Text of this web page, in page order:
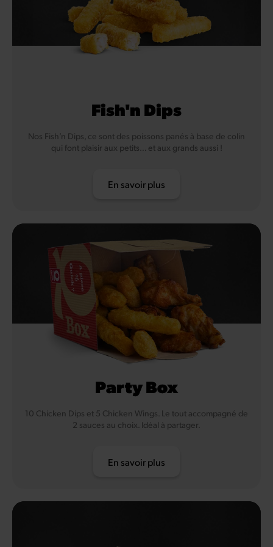
Fish'n Dips
Nos Fish’n Dips, ce sont des poissons panés à base de colin
qui font plaisir aux petits… et aux grands aussi !
En savoir plus
Party Box
10 Chicken Dips et 5 Chicken Wings. Le tout accompagné de
2 sauces au choix. Idéal à partager.
En savoir plus